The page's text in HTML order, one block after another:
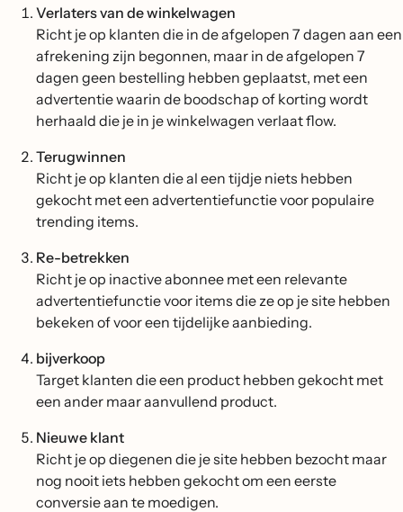
Verlaters van de winkelwagen
Richt je op klanten die in de afgelopen 7 dagen aan een
afrekening zijn begonnen, maar in de afgelopen 7
dagen geen bestelling hebben geplaatst, met een
advertentie waarin de boodschap of korting wordt
herhaald die je in je winkelwagen verlaat flow.
Terugwinnen
Richt je op klanten die al een tijdje niets hebben
gekocht met een advertentiefunctie voor populaire
trending items.
Re-betrekken
Richt je op inactive abonnee met een relevante
advertentiefunctie voor items die ze op je site hebben
bekeken of voor een tijdelijke aanbieding.
bijverkoop
Target klanten die een product hebben gekocht met
een ander maar aanvullend product.
Nieuwe klant
Richt je op diegenen die je site hebben bezocht maar
nog nooit iets hebben gekocht om een eerste
conversie aan te moedigen.